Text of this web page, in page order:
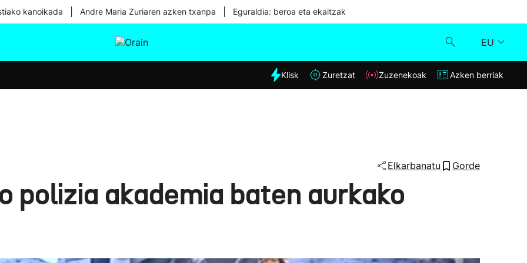
kanoikada Andre Maria Zuriaren azken txanpa Eguraldia: beroa eta ekaitzak
EU
Eguraldia
Klisk
Klisk Zuretzat Zuzenekoak Azken berriak
Elkarbanatu Gorde
polizia akademia baten aurkako